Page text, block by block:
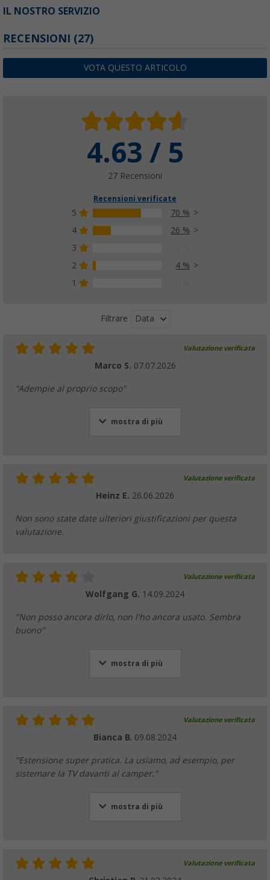
IL NOSTRO SERVIZIO
RECENSIONI (27)
VOTA QUESTO ARTICOLO
4.63 / 5
27 Recensioni
Recensioni verificate
5
70 %
4
26 %
3
2
4 %
1
Filtrare Data
Valutazione verificata
Marco S. 07.07.2026
"Adempie al proprio scopo"
mostra di più
Valutazione verificata
Heinz E. 26.06.2026
Non sono state date ulteriori giustificazioni per questa
valutazione.
Valutazione verificata
Wolfgang G. 14.09.2024
"Non posso ancora dirlo, non l'ho ancora usato. Sembra
buono"
mostra di più
Valutazione verificata
Bianca B. 09.08.2024
"Estensione super pratica. La usiamo, ad esempio, per
sistemare la TV davanti al camper."
mostra di più
Valutazione verificata